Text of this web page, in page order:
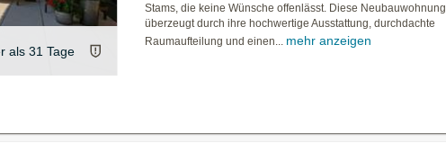
als 31 Tage
Stams, die keine Wünsche offenlässt. Diese Neubauwohnung
überzeugt durch ihre hochwertige Ausstattung, durchdachte
Raumaufteilung und einen... mehr anzeigen